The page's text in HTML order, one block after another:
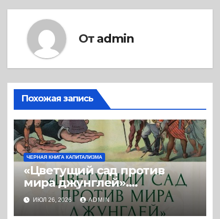
От admin
Похожая запись
ЧЕРНАЯ КНИГА КАПИТАЛИЗМА
«Цветущий сад против
мира джунглей».
Колониальная и
постколониальная
ИЮЛ 26, 2026 ADMIN